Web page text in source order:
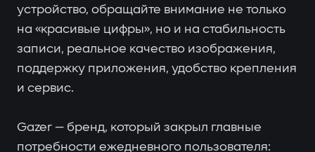
устройство, обращайте внимание не только
на «красивые цифры», но и на стабильность
записи, реальное качество изображения,
поддержку приложения, удобство крепления
и сервис.
Gazer — бренд, который закрыл главные
потребности ежедневного пользователя: